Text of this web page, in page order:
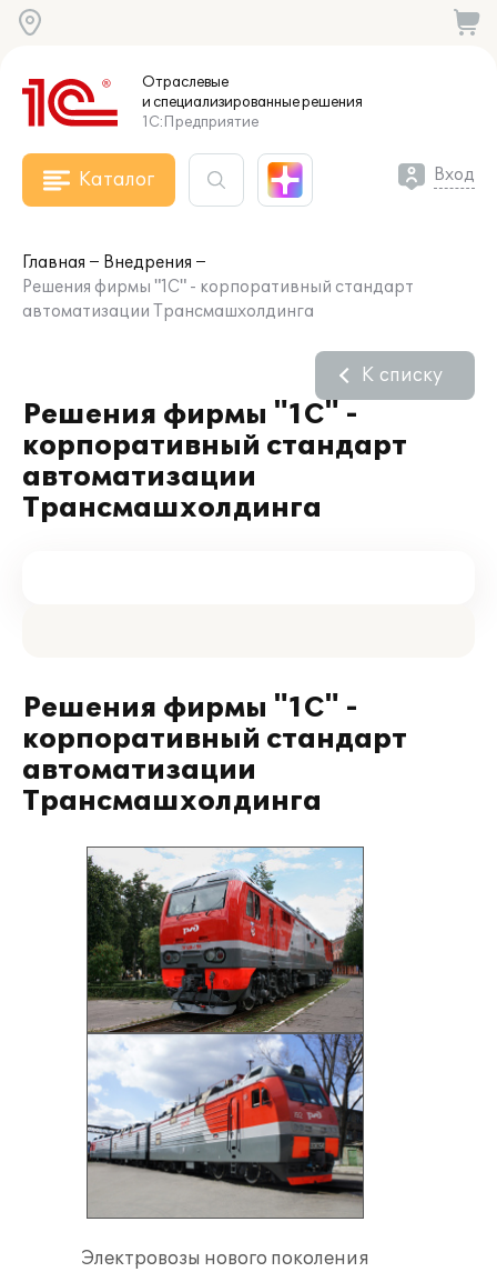
Отраслевые
и специализированныерешения
1С:Предприятие
Каталог Вход
Главная
Внедрения
Решения фирмы "1С" - корпоративный стандарт
автоматизации Трансмашхолдинга
Решения фирмы "1С" -
корпоративный стандарт
автоматизации
Трансмашхолдинга
К списку
Решения фирмы "1С" -
корпоративный стандарт
автоматизации
Трансмашхолдинга
Электровозы нового поколения